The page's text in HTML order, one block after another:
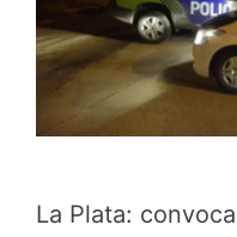
La Plata: